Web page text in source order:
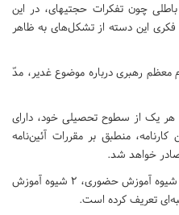
چون تفکرات حجتیه‏ای، در این
فکری این دسته از تشکل­‌های به ظاهر
معظم رهبری درباره­ موضوع غدیر، مدّ
هر یک از سطوح تحصیلی خود، دارای
منطبق بر مقررات آئین­‌نامه
خواهد شد.
مؤسسه غدیرشناسی، همچنین علاوه بر شیوه آموزش حضوری، ٢ شیوه آموزش
تعریف کرده است.